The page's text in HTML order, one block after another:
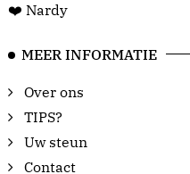
❤️ Nardy
MEER INFORMATIE
Over ons
TIPS?
Uw steun
Contact